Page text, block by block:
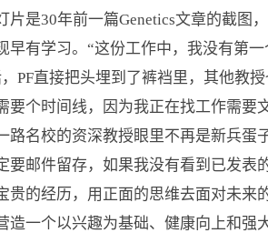
片是30年前一篇Genetics文章的截图
早有学习。“这份工作中，我没有第
PF直接把头埋到了裤裆里，其他教
要个时间线，因为我正在找工作需
路名校的资深教授眼里不再是新兵
要邮件留存，如果我没有看到已发表
的经历，用正面的思维去面对未来
造一个以兴趣为基础、健康向上和